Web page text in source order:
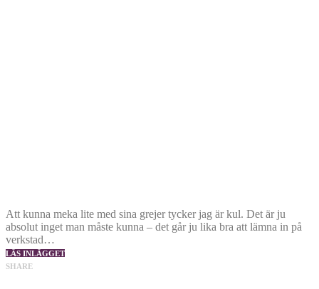
Att kunna meka lite med sina grejer tycker jag är kul. Det är ju
absolut inget man måste kunna – det går ju lika bra att lämna in på
verkstad…
LÄS INLÄGGET
SHARE